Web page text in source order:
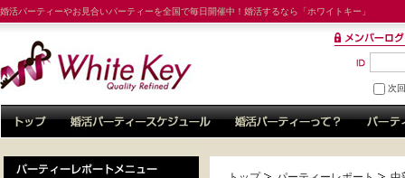
婚活パーティーやお見合いパーティーを全国で毎日開催中！婚活するなら「ホワイトキー」
次